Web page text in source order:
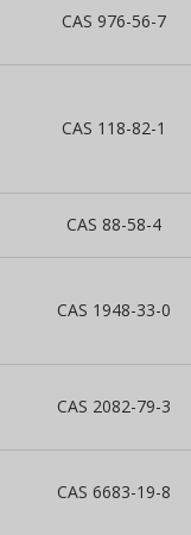
CAS 976-56-7
CAS 118-82-1
CAS 88-58-4
CAS 1948-33-0
CAS 2082-79-3
CAS 6683-19-8